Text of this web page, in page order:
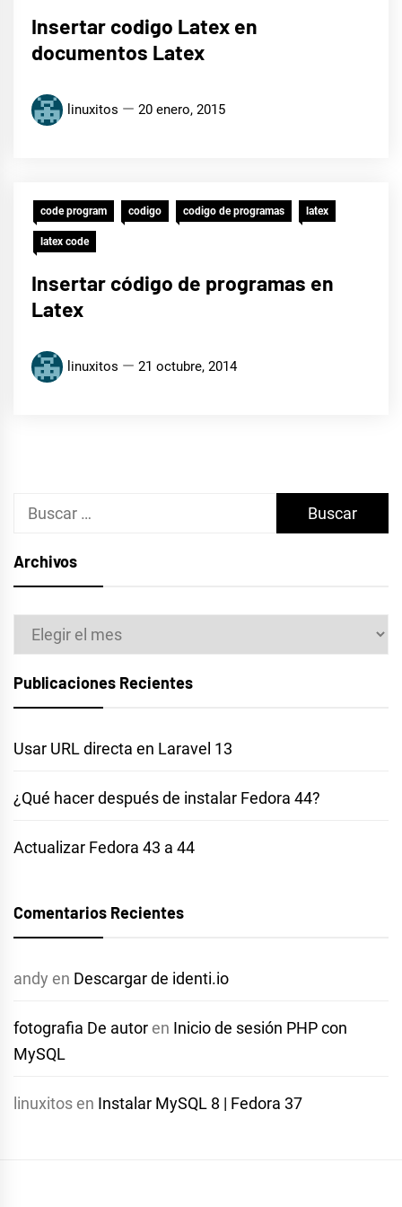
Insertar codigo Latex en
documentos Latex
linuxitos 20 enero, 2015
code program codigo codigo de programas latex
latex code
Insertar código de programas en
Latex
linuxitos 21 octubre, 2014
Buscar:
Archivos
Archivos
Publicaciones Recientes
Usar URL directa en Laravel 13
¿Qué hacer después de instalar Fedora 44?
Actualizar Fedora 43 a 44
Comentarios Recientes
andy en Descargar de identi.io
fotografia De autor en Inicio de sesión PHP con
MySQL
linuxitos en Instalar MySQL 8 | Fedora 37